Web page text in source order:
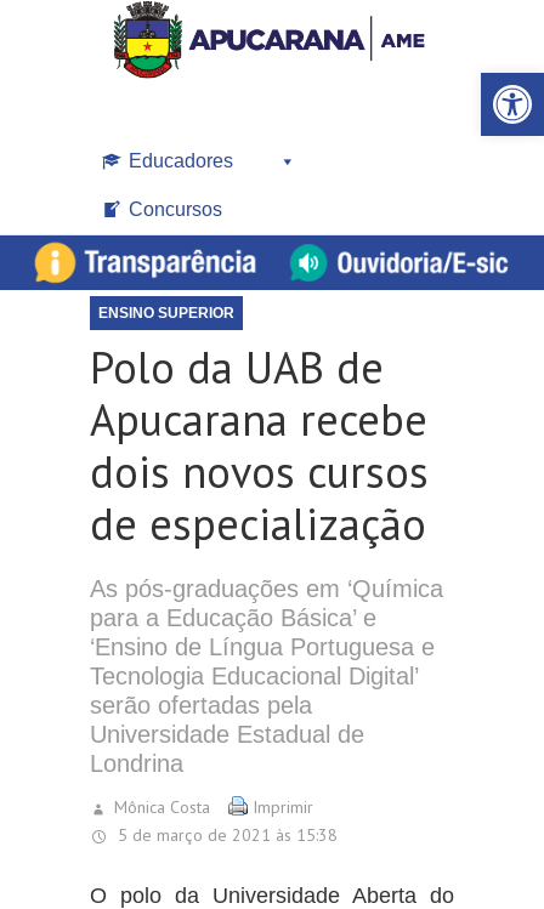
Open toolbar
Educadores
Concursos
ENSINO SUPERIOR
Polo da UAB de
Apucarana recebe
dois novos cursos
de especialização
As pós-graduações em ‘Química
para a Educação Básica’ e
‘Ensino de Língua Portuguesa e
Tecnologia Educacional Digital’
serão ofertadas pela
Universidade Estadual de
Londrina
Mônica Costa
5 de março de 2021 às 15:38
Imprimir
O polo da Universidade Aberta do